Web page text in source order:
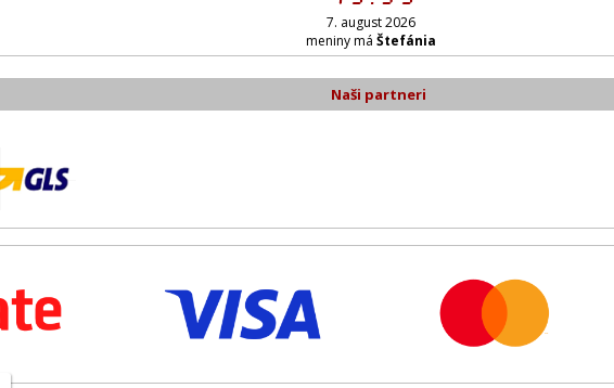
7. august 2026
meniny má Štefánia
Naši partneri